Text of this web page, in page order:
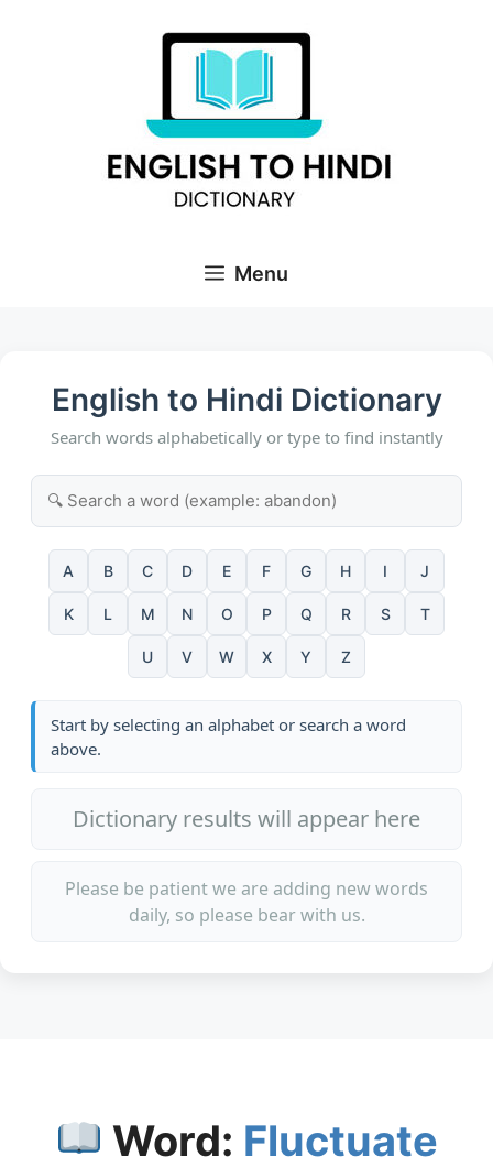
Menu
English to Hindi Dictionary
Search words alphabetically or type to find instantly
A B C D E F G H I J
K L M N O P Q R S T
U V W X Y Z
Start by selecting an alphabet or search a word
above.
Dictionary results will appear here
Please be patient we are adding new words
daily, so please bear with us.
Word: Fluctuate